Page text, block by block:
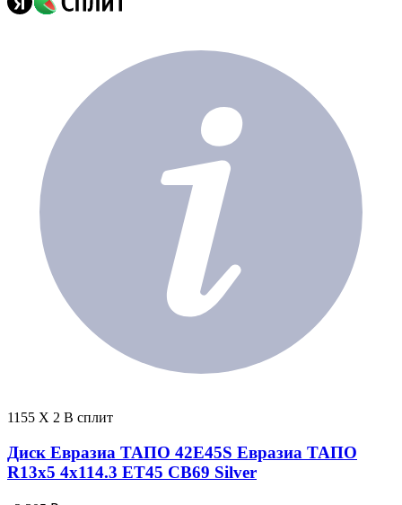
1155 X 2 В сплит
Диск Евразиа ТАПО 42E45S Евразиа ТАПО
R13x5 4x114.3 ET45 CB69 Silver